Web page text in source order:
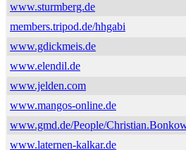
www.sturmberg.de
members.tripod.de/hhgabi
www.gdickmeis.de
www.elendil.de
www.jelden.com
www.mangos-online.de
www.gmd.de/People/
www.laternen-kalkar.de